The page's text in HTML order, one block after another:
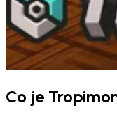
Co je